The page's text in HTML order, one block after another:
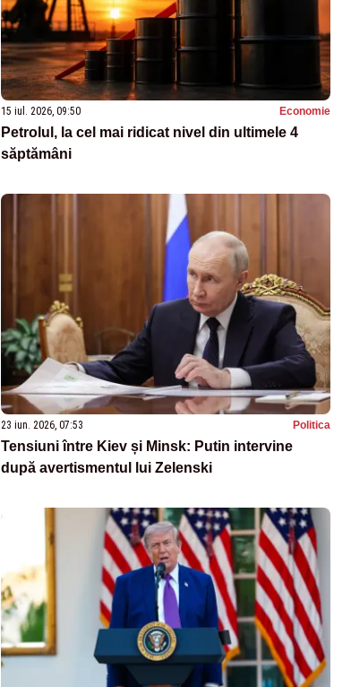
15 iul. 2026, 09:50 Economie
Petrolul, la cel mai ridicat nivel din ultimele 4
săptămâni
23 iun. 2026, 07:53 Politica
Tensiuni între Kiev și Minsk: Putin intervine
după avertismentul lui Zelenski